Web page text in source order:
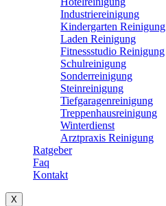
Industriereinigung
Kindergarten Reinigung
Laden Reinigung
Fitnessstudio Reinigung
Schulreinigung
Sonderreinigung
Steinreinigung
Tiefgaragenreinigung
Treppenhausreinigung
Winterdienst
Arztpraxis Reinigung
Ratgeber
Faq
Kontakt
X